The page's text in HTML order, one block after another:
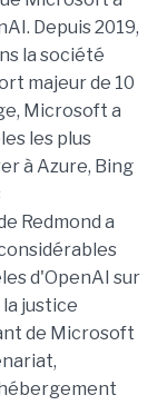
Depuis 2019,
la société
majeur de 10
Microsoft a
les plus
à Azure, Bing
Redmond a
d'OpenAI sur
justice
de Microsoft